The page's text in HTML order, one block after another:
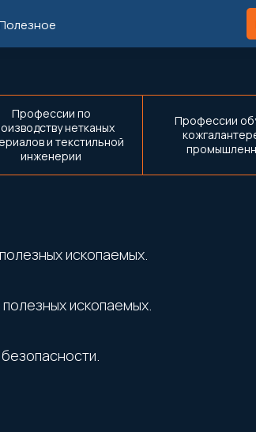
Профессии по
нетканых
и текстильной
инженерии
Профессии
ископаемых.
ископаемых.